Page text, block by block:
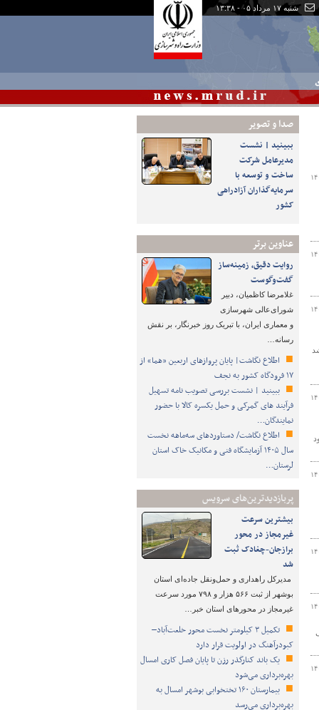
شنبه ۱۷ مرداد ۰۵ - ۱۳:۳۸
صدا و تصوير
ببینید | نشست
مدیرعامل شرکت
ساخت و توسعه با
سرمایه‌گذاران آزادراهی
کشور
عناوین برتر
روایت دقیق، زمینه‌ساز
گفت‌وگوست
غلامرضا کاظمیان، دبیر
شورای‌عالی شهرسازی
و معماری ایران، با تبریک روز خبرنگار، بر نقش
رسانه…
اطلاع نگاشت| پایان پروازهای اربعین «هما» از
۱۷ فرودگاه کشور به نجف
ببینید | نشست بررسی تصویب نامه تسهیل
فرآیند های گمرکی و حمل یکسره کالا با حضور
نمایندگان…
اطلاع نگاشت/ دستاوردهای سه‌ماهه نخست
سال ۱۴۰۵ آزمایشگاه فنی و مکانیک خاک استان
لرستان…
پربازدیدترین‌های سرویس
بیشترین سرعت
غیرمجاز در محور
برازجان-چغادک ثبت
شد
مدیرکل راهداری و حمل‌ونقل جاده‌ای استان
بوشهر از ثبت ۵۶۶ هزار و ۷۹۸ مورد سرعت
غیرمجاز در محورهای استان خبر…
تکمیل ۳ کیلومتر نخست محور خلعت‌آباد–
کبودرآهنگ در اولویت قرار دارد
یک باند کنارگذر رزن تا پایان فصل کاری امسال
بهره‌برداری می‌شود
بیمارستان ۱۶۰ تختخوابی بوشهر امسال به
بهره‌برداری می‌رسد
خود